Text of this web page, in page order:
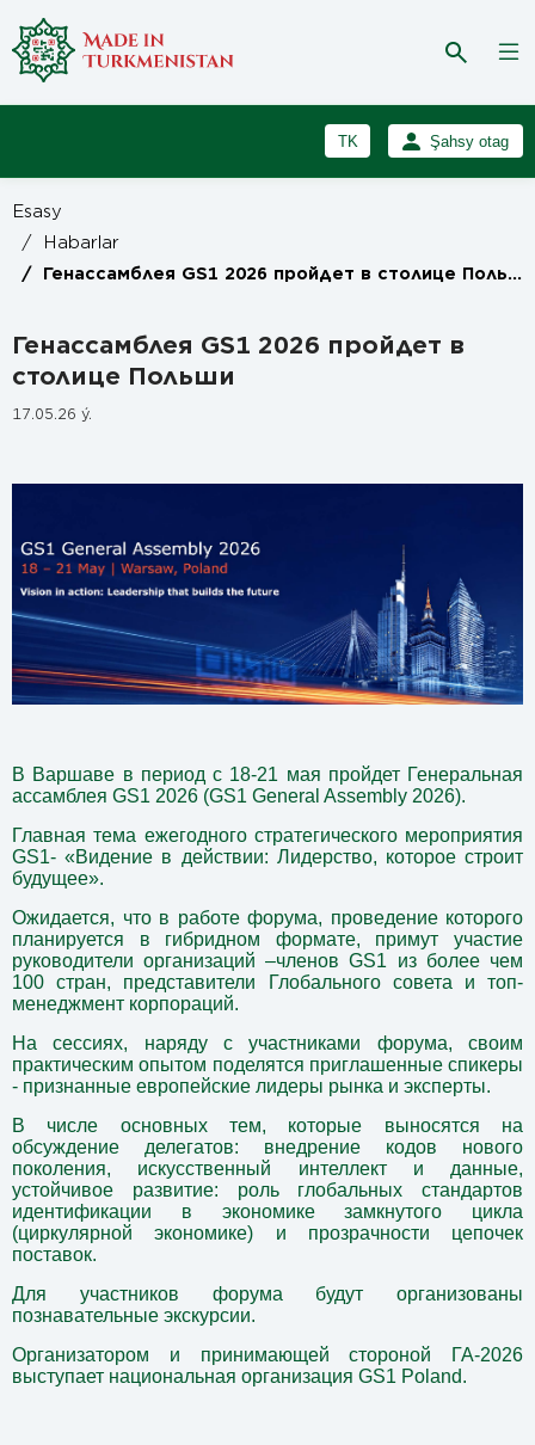
TK
RU
Şahsy otag
Esasy
/
Habarlar
/ Генассамблея GS1 2026 пройдет в столице Польши
Генассамблея GS1 2026 пройдет в
столице Польши
17.05.26 ý.
В Варшаве в период с 18-21 мая пройдет Генеральная
ассамблея GS1 2026 (GS1 General Assembly 2026).
Главная тема ежегодного стратегического мероприятия
GS1- «Видение в действии: Лидерство, которое строит
будущее».
Ожидается, что в работе форума, проведение которого
планируется в гибридном формате, примут участие
руководители организаций –членов GS1 из более чем
100 стран, представители Глобального совета и топ-
менеджмент корпораций.
На сессиях, наряду с участниками форума, своим
практическим опытом поделятся приглашенные спикеры
- признанные европейские лидеры рынка и эксперты.
В числе основных тем, которые выносятся на
обсуждение делегатов: внедрение кодов нового
поколения, искусственный интеллект и данные,
устойчивое развитие: роль глобальных стандартов
идентификации в экономике замкнутого цикла
(циркулярной экономике) и прозрачности цепочек
поставок.
Для участников форума будут организованы
познавательные экскурсии.
Организатором и принимающей стороной ГА-2026
выступает национальная организация GS1 Poland.